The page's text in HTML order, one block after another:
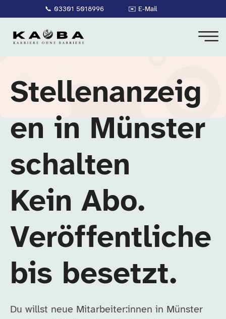
📞 03301 5018996 ✉️ E-Mail
Stellenanzeig
en in Münster
schalten
Kein Abo.
Veröffentliche
bis besetzt.
Du willst neue Mitarbeiter:innen in Münster